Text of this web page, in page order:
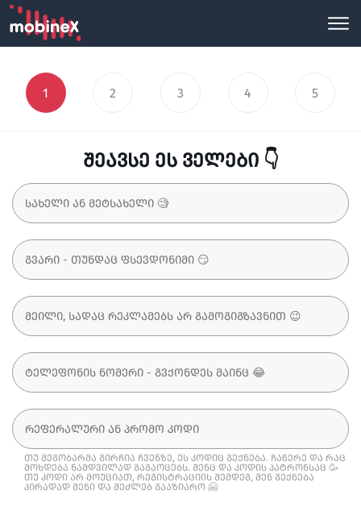
1 2 3 4 5
შეავსე ეს ველები 👇
თუ მეგობარმა გირჩია ჩვენზე, ეს კოდიც გექნება. ჩაწერე და რაც
მოხდება ნამდვილად გაგაოცებს. შენც და კოდის პატრონსაც 🥳
თუ კოდი არ მოუციათ, რეგისტრაციის შემდეგ, შენ გექნება
პირადად შენი და შეძლებ გააზიარო 🤗